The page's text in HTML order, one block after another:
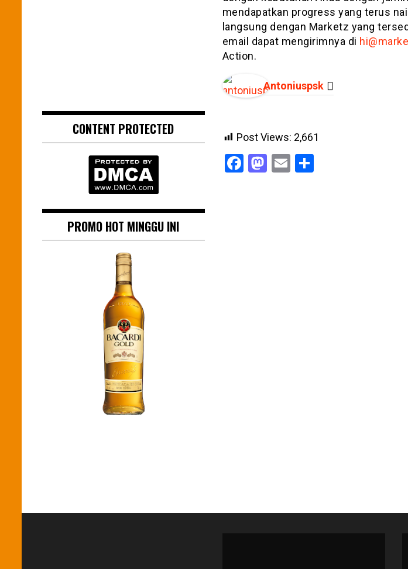
mendapatkan progress yang terus
langsung dengan Marketz yang
email dapat mengirimnya di
Action.
Antoniuspsk
Post Views: 2,661
Facebook
Mastodon
EmailShare
CONTENT PROTECTED
PROMO HOT MINGGU INI